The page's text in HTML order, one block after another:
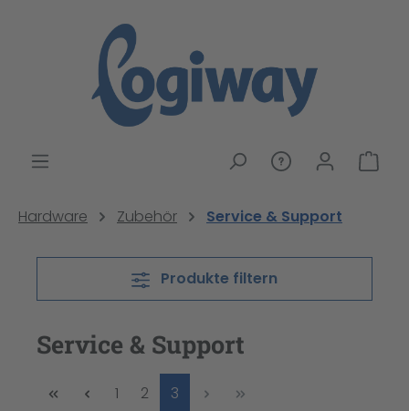
Hardware Zubehör Service & Support
Produkte filtern
Service & Support
Seite
1 Seite
2 Seite
3